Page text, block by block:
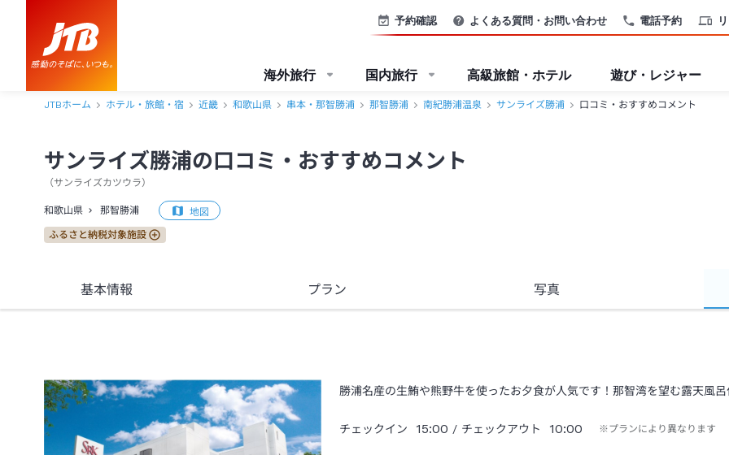
電話予約
予約確認 よくある質問・お問い合わせ
海外旅行 国内旅行 高級旅館・ホテル 遊び・レジャー
JTBホーム ホテル・旅館・宿 近畿 和歌山県 串本・那智勝浦 那智勝浦 南紀勝浦温泉 サンライズ勝浦 口コミ・おすすめコメント
サンライズ勝浦の口コミ・おすすめコメント
（サンライズカツウラ）
和歌山県 那智勝浦 地図
ふるさと納税対象施設
基本情報 プラン 写真
勝浦名産の生鮪や熊野牛を使ったお夕食が人気です！那智湾を望む露天風
チェックイン 15:00 / チェックアウト 10:00 ※プランにより異なります